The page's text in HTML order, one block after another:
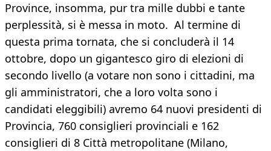
Province, insomma, pur tra mille dubbi e tante
perplessità, si è messa in moto. Al termine di
questa prima tornata, che si concluderà il 14
ottobre, dopo un gigantesco giro di elezioni di
secondo livello (a votare non sono i cittadini, ma
gli amministratori, che a loro volta sono i
candidati eleggibili) avremo 64 nuovi presidenti di
Provincia, 760 consiglieri provinciali e 162
consiglieri di 8 Città metropolitane (Milano,